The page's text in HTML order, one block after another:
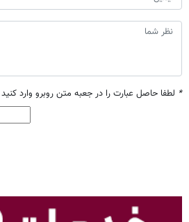
* لطفا حاصل عبارت را در جعبه متن روبرو وارد کنید